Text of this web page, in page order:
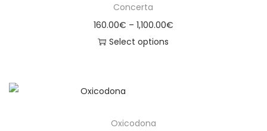
Concerta
160.00€ – 1,100.00€
Select options
Oxicodona